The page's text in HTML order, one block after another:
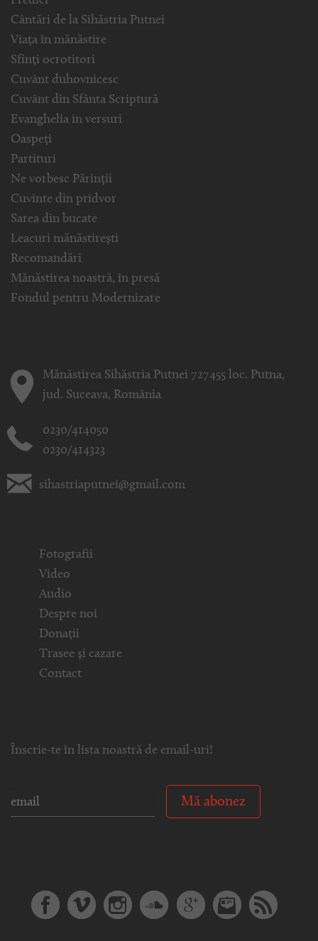
Cântări de la Sihăstria Putnei
Viața în mănăstire
Sfinți ocrotitori
Cuvânt duhovnicesc
Cuvânt din Sfânta Scriptură
Evanghelia in versuri
Oaspeți
Partituri
Ne vorbesc Părinții
Cuvinte din pridvor
Sarea din bucate
Leacuri mănăstirești
Recomandări
Mănăstirea noastră, în presă
Fondul pentru Modernizare
Mănăstirea Sihăstria Putnei 727455 loc. Putna,
jud. Suceava, România
0230/414050
0230/414323
sihastriaputnei@gmail.com
Fotografii
Video
Audio
Despre noi
Donații
Trasee și cazare
Contact
Înscrie-te în lista noastră de email-uri!
Mă abonez